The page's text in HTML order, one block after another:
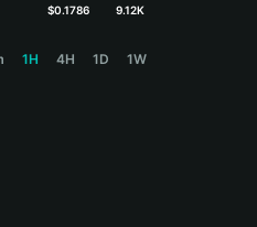
$0.1786
9.12K
1H 4H 1D 1W